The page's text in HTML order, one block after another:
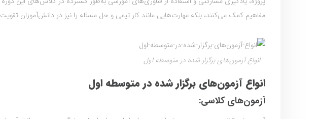
مفاهیم کمک می‌کنند، بلکه مهارت‌هایی مانند کار تیمی و حل مسئله را نیز در دانش‌آموزان
انواع آزمون‌های برگزار شده در متوسطه اول
انواع آزمون‌های برگزار شده در متوسطه اول
آزمون‌های کلاسی: